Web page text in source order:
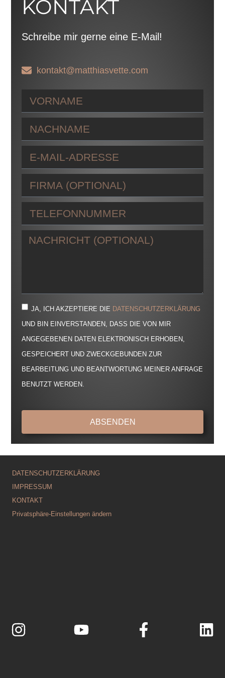
KONTAKT
Schreibe mir gerne eine E-Mail!
kontakt@matthiasvette.com
JA, ICH AKZEPTIERE DIE DATENSCHUTZERKLÄRUNG
UND BIN EINVERSTANDEN, DASS DIE VON MIR
ANGEGEBENEN DATEN ELEKTRONISCH ERHOBEN,
GESPEICHERT UND ZWECKGEBUNDEN ZUR
BEARBEITUNG UND BEANTWORTUNG MEINER ANFRAGE
BENUTZT WERDEN.
ABSENDEN
DATENSCHUTZERKLÄRUNG
IMPRESSUM
KONTAKT
Privatsphäre-Einstellungen ändern